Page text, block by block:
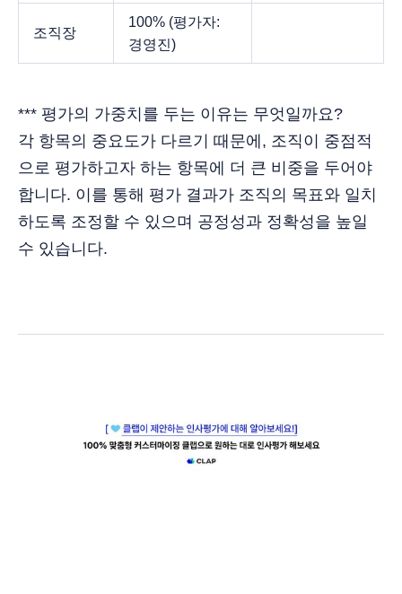
조직장
100% (평가자:
경영진)
*** 평가의 가중치를 두는 이유는 무엇일까요?
각 항목의 중요도가 다르기 때문에, 조직이 중점적
으로 평가하고자 하는 항목에 더 큰 비중을 두어야
합니다. 이를 통해 평가 결과가 조직의 목표와 일치
하도록 조정할 수 있으며 공정성과 정확성을 높일
수 있습니다.